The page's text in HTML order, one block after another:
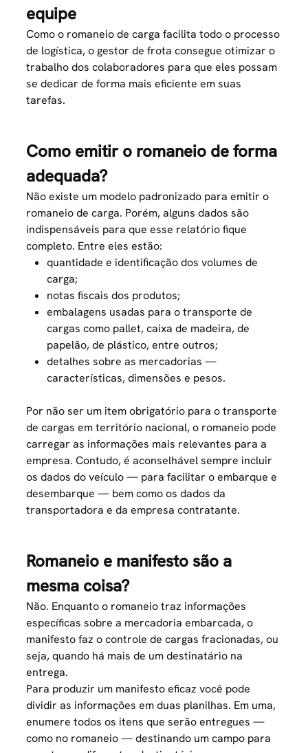
equipe
Como o romaneio de carga facilita todo o processo
de logística, o gestor de frota consegue otimizar o
trabalho dos colaboradores para que eles possam
se dedicar de forma mais eficiente em suas
tarefas.
Como emitir o romaneio de forma
adequada?
Não existe um modelo padronizado para emitir o
romaneio de carga. Porém, alguns dados são
indispensáveis para que esse relatório fique
completo. Entre eles estão:
quantidade e identificação dos volumes de
carga;
notas fiscais dos produtos;
embalagens usadas para o transporte de
cargas como pallet, caixa de madeira, de
papelão, de plástico, entre outros;
detalhes sobre as mercadorias —
características, dimensões e pesos.
Por não ser um item obrigatório para o transporte
de cargas em território nacional, o romaneio pode
carregar as informações mais relevantes para a
empresa. Contudo, é aconselhável sempre incluir
os dados do veículo — para facilitar o embarque e
desembarque — bem como os dados da
transportadora e da empresa contratante.
Romaneio e manifesto são a
mesma coisa?
Não. Enquanto o romaneio traz informações
específicas sobre a mercadoria embarcada, o
manifesto faz o controle de cargas fracionadas, ou
seja, quando há mais de um destinatário na
entrega.
Para produzir um manifesto eficaz você pode
dividir as informações em duas planilhas. Em uma,
enumere todos os itens que serão entregues —
como no romaneio — destinando um campo para